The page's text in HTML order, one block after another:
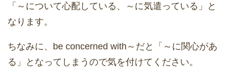
「～について心配している、～に気遣っている」と
なります。
ちなみに、be concerned with～だと「～に関心があ
る」となってしまうので気を付けてください。